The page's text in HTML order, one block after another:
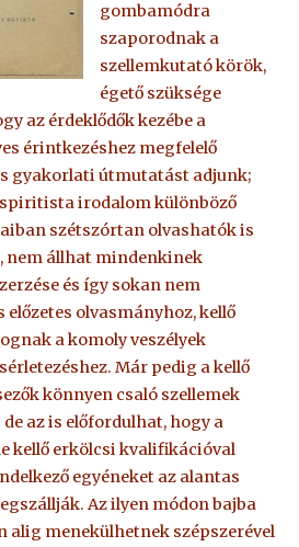
gombamódra
szaporodnak a
szellemkutató körök,
égető szüksége
az érdeklődők kezébe a
érintkezéshez megfelelő
gyakorlati útmutatást adjunk;
irodalom különböző
szétszórtan olvashatók is
nem állhat mindenkinek
és így sokan nem
olvasmányhoz, kellő
a komoly veszélyek
Már pedig a kellő
könnyen csaló szellemek
az is előfordulhat, hogy a
kellő erkölcsi kvalifikációval
egyéneket az alantas
Az ilyen módon bajba
alig menekülhetnek szépszerével